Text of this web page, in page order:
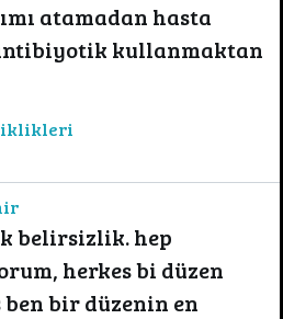
atamadan hasta
kullanmaktan
belirsizlik. hep
herkes bi düzen
bir düzenin en